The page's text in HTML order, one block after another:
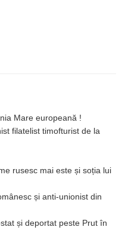
Mare europeană !
filatelist timofturist de la
rusesc mai este și soția lui
și anti-unionist din
și deportat peste Prut în